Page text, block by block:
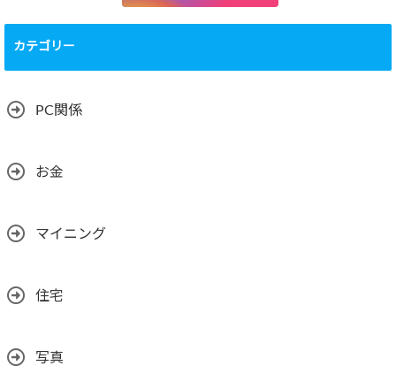
カテゴリー
PC関係
お金
マイニング
住宅
写真